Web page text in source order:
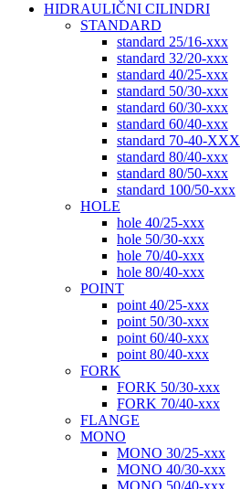
HIDRAULIČNI CILINDRI
STANDARD
standard 25/16-xxx
standard 32/20-xxx
standard 40/25-xxx
standard 50/30-xxx
standard 60/30-xxx
standard 60/40-xxx
standard 70-40-XXX
standard 80/40-xxx
standard 80/50-xxx
standard 100/50-xxx
HOLE
hole 40/25-xxx
hole 50/30-xxx
hole 70/40-xxx
hole 80/40-xxx
POINT
point 40/25-xxx
point 50/30-xxx
point 60/40-xxx
point 80/40-xxx
FORK
FORK 50/30-xxx
FORK 70/40-xxx
FLANGE
MONO
MONO 30/25-xxx
MONO 40/30-xxx
MONO 50/40-xxx